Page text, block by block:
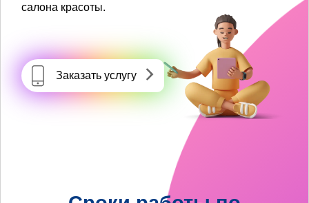
салона красоты.
Заказать услугу